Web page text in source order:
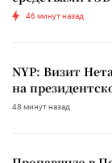
46 минут назад
NYP: Визит
на
48 минут назад